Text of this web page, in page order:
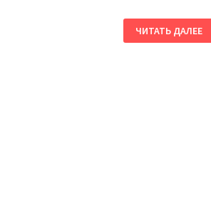
ЧИТАТЬ ДАЛЕЕ